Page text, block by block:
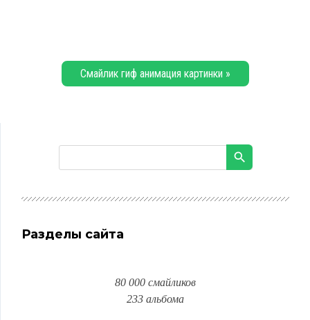
Смайлик гиф анимация картинки »
Разделы сайта
80 000 смайликов
233 альбома